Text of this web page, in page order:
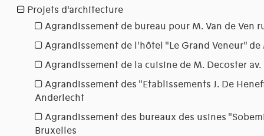
Projets d'architecture
Agrandissement de bureau pour M. Van de Ven
Agrandissement de l'hôtel "Le Grand Veneur" de
Agrandissement de la cuisine de M. Decoster av.
Agrandissement des "Etablissements J. De
Anderlecht
Agrandissement des bureaux des usines
Bruxelles